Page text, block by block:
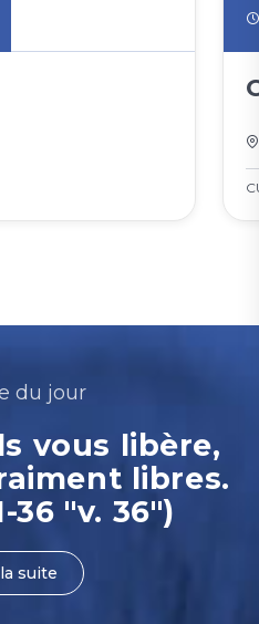
du jour
vous libère,
libres.
36 "v. 36")
suite